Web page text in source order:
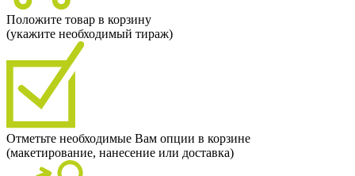
Положите товар в корзину
(укажите необходимый тираж)
Отметьте необходимые Вам опции в корзине
(макетирование, нанесение или доставка)